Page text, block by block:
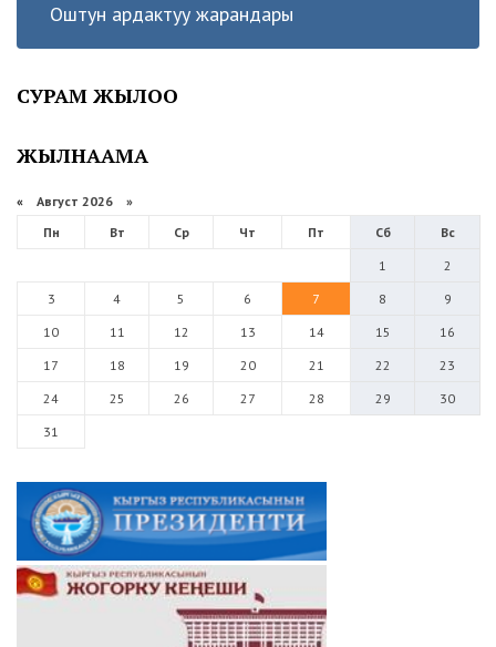
Оштун ардактуу жарандары
СУРАМ ЖЫЛОО
ЖЫЛНААМА
« Август 2026 »
Пн
Вт Ср Чт Пт Сб
Вс
1
2
3
4 5 6 7 8
9
10
11 12 13 14 15
16
17
18 19 20 21 22
23
24
25 26 27 28 29
30
31